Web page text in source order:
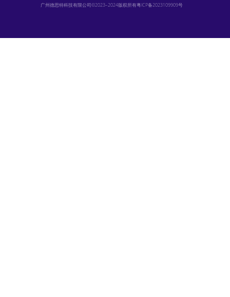
广州德思特科技有限公司©2023–2024版权所有粤ICP备2023109909号